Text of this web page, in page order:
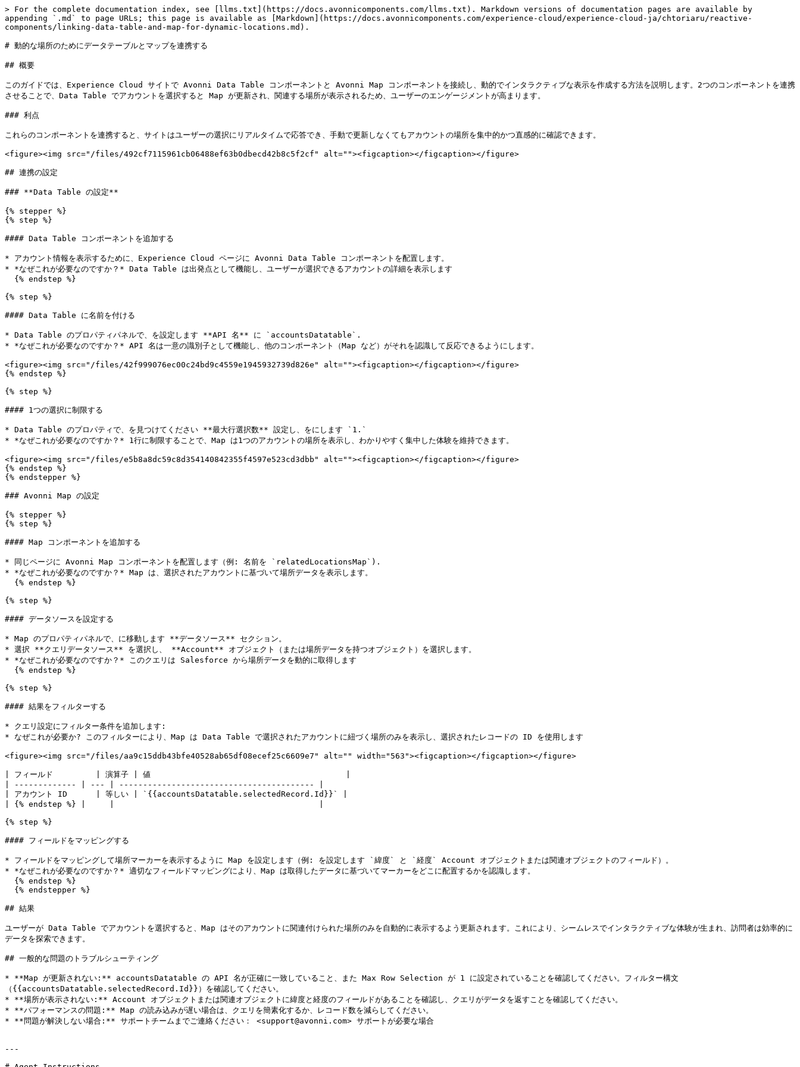
> For the complete documentation index, see [llms.txt](https://docs.avonnicomponents.com/llms.txt). Markdown versions of documentation pages are available by
appending `.md` to page URLs; this page is available as [Markdown](https://docs.avonnicomponents.com/experience-cloud/experience-cloud-ja/chtoriaru/reactive-
components/linking-data-table-and-map-for-dynamic-locations.md).
# 動的な場所のためにデータテーブルとマップを連携する
## 概要
このガイドでは、Experience Cloud サイトで Avonni Data Table コンポーネントと Avonni Map コンポーネントを接続し、動的でインタラクティブな表示を作成する方法を説明します。2つのコンポーネントを連携
させることで、Data Table でアカウントを選択すると Map が更新され、関連する場所が表示されるため、ユーザーのエンゲージメントが高まります。
### 利点
これらのコンポーネントを連携すると、サイトはユーザーの選択にリアルタイムで応答でき、手動で更新しなくてもアカウントの場所を集中的かつ直感的に確認できます。
<figure><img src="/files/492cf7115961cb06488ef63b0dbecd42b8c5f2cf" alt=""><figcaption></figcaption></figure>
## 連携の設定
### **Data Table の設定**
{% stepper %}
{% step %}
#### Data Table コンポーネントを追加する
* アカウント情報を表示するために、Experience Cloud ページに Avonni Data Table コンポーネントを配置します。
* *なぜこれが必要なのですか？* Data Table は出発点として機能し、ユーザーが選択できるアカウントの詳細を表示します
{% step %}
#### Data Table に名前を付ける
* Data Table のプロパティパネルで、を設定します **API 名** に `accountsDatatable`.
* *なぜこれが必要なのですか？* API 名は一意の識別子として機能し、他のコンポーネント（Map など）がそれを認識して反応できるようにします。
<figure><img src="/files/42f999076ec00c24bd9c4559e1945932739d826e" alt=""><figcaption></figcaption></figure>
{% endstep %}
{% step %}
#### 1つの選択に制限する
* Data Table のプロパティで、を見つけてください **最大行選択数** 設定し、をにします `1.`
* *なぜこれが必要なのですか？* 1行に制限することで、Map は1つのアカウントの場所を表示し、わかりやすく集中した体験を維持できます。
<figure><img src="/files/e5b8a8dc59c8d354140842355f4597e523cd3dbb" alt=""><figcaption></figcaption></figure>
{% endstep %}
{% endstepper %}
### Avonni Map の設定
{% stepper %}
{% step %}
#### Map コンポーネントを追加する
* 同じページに Avonni Map コンポーネントを配置します（例: 名前を `relatedLocationsMap`).
* *なぜこれが必要なのですか？* Map は、選択されたアカウントに基づいて場所データを表示します。
{% step %}
#### データソースを設定する
* Map のプロパティパネルで、に移動します **データソース** セクション。
* 選択 **クエリデータソース** を選択し、 **Account** オブジェクト（または場所データを持つオブジェクト）を選択します。
* *なぜこれが必要なのですか？* このクエリは Salesforce から場所データを動的に取得します
{% step %}
#### 結果をフィルターする
* クエリ設定にフィルター条件を追加します:
* なぜこれが必要か? このフィルターにより、Map は Data Table で選択されたアカウントに紐づく場所のみを表示し、選択されたレコードの ID を使用します
<figure><img src="/files/aa9c15ddb43bfe40528ab65df08ecef25c6609e7" alt="" width="563"><figcaption></figcaption></figure>
| フィールド         | 演算子 | 値                                         |
| ------------- | --- | ----------------------------------------- |
| アカウント ID      | 等しい | `{{accountsDatatable.selectedRecord.Id}}` |
| {% endstep %} |     |                                           |
{% step %}
#### フィールドをマッピングする
* フィールドをマッピングして場所マーカーを表示するように Map を設定します（例: を設定します `緯度` と `経度` Account オブジェクトまたは関連オブジェクトのフィールド）。
* *なぜこれが必要なのですか？* 適切なフィールドマッピングにより、Map は取得したデータに基づいてマーカーをどこに配置するかを認識します。
## 結果
ユーザーが Data Table でアカウントを選択すると、Map はそのアカウントに関連付けられた場所のみを自動的に表示するよう更新されます。これにより、シームレスでインタラクティブな体験が生まれ、訪問者は効率的に
データを探索できます。
## 一般的な問題のトラブルシューティング
* **Map が更新されない:** accountsDatatable の API 名が正確に一致していること、また Max Row Selection が 1 に設定されていることを確認してください。フィルター構文
（{{accountsDatatable.selectedRecord.Id}}）を確認してください。
* **場所が表示されない:** Account オブジェクトまたは関連オブジェクトに緯度と経度のフィールドがあることを確認し、クエリがデータを返すことを確認してください。
* **パフォーマンスの問題:** Map の読み込みが遅い場合は、クエリを簡素化するか、レコード数を減らしてください。
* **問題が解決しない場合:** サポートチームまでご連絡ください： <support@avonni.com> サポートが必要な場合
---